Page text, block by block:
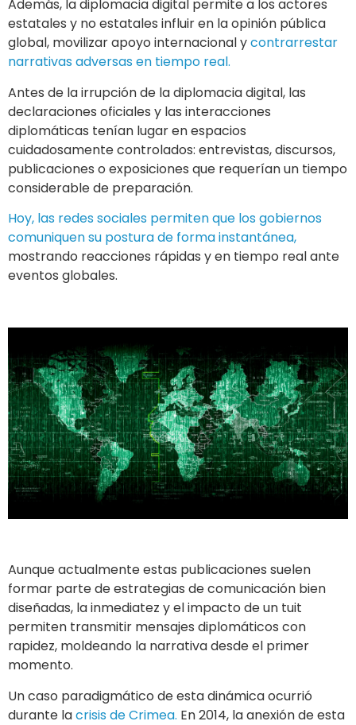
Hoy, las redes sociales permiten que los gobiernos
comuniquen su postura de forma instantánea,
mostrando reacciones rápidas y en tiempo real ante
eventos globales.
Aunque actualmente estas publicaciones suelen
formar parte de estrategias de comunicación bien
diseñadas, la inmediatez y el impacto de un tuit
permiten transmitir mensajes diplomáticos con
rapidez, moldeando la narrativa desde el primer
momento.
Un caso paradigmático de esta dinámica ocurrió
crisis de Crimea.
redes sociales pueden ser utilizadas como
herramientas de legitimación y propaganda en
conflictos geopolíticos.
El usuario de X de la Misión de Canadá ante la OTAN
(@CanadaNATO) tuiteó un mapa en el que se
mostraban las fronteras entre Rusia y “no Rusia”,
haciendo referencia a la anexión de la península. La
respuesta de la contraparte fue rápida, por parte de